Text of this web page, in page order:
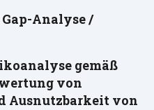
Analyse /
gemäß
von
Ausnutzbarkeit von